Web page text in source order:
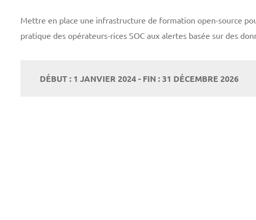
Mettre en place une infrastructure de formation open-source
pratique des opérateurs-rices SOC aux alertes basée sur des
DÉBUT : 1 JANVIER 2024 - FIN : 31 DÉCEMBRE 2026